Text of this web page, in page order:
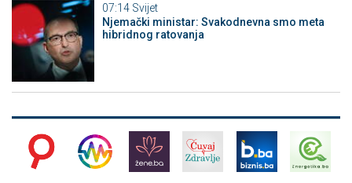
07:14 Svijet
Njemački ministar: Svakodnevna smo meta
hibridnog ratovanja